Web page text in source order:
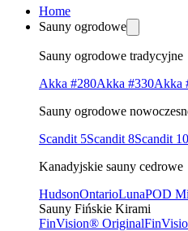
Home
Sauny ogrodowe
Sauny ogrodowe tradycyjne
Akka #280Akka #330Akka
Sauny ogrodowe
Scandit 5Scandit 8Scandit 10
Kanadyjskie sauny cedrowe
HudsonOntarioLunaPOD
Sauny Fińskie Kirami
FinVision® Original